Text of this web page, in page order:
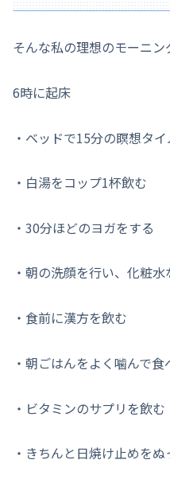
そんな私の理想のモーニン
6時に起床
・ベッドで15分の瞑想タイ
・白湯をコップ1杯飲む
・30分ほどのヨガをする
・朝の洗顔を行い、化粧
・食前に漢方を飲む
・朝ごはんをよく噛んで食
・ビタミンのサプリを飲む
・きちんと日焼け止めを